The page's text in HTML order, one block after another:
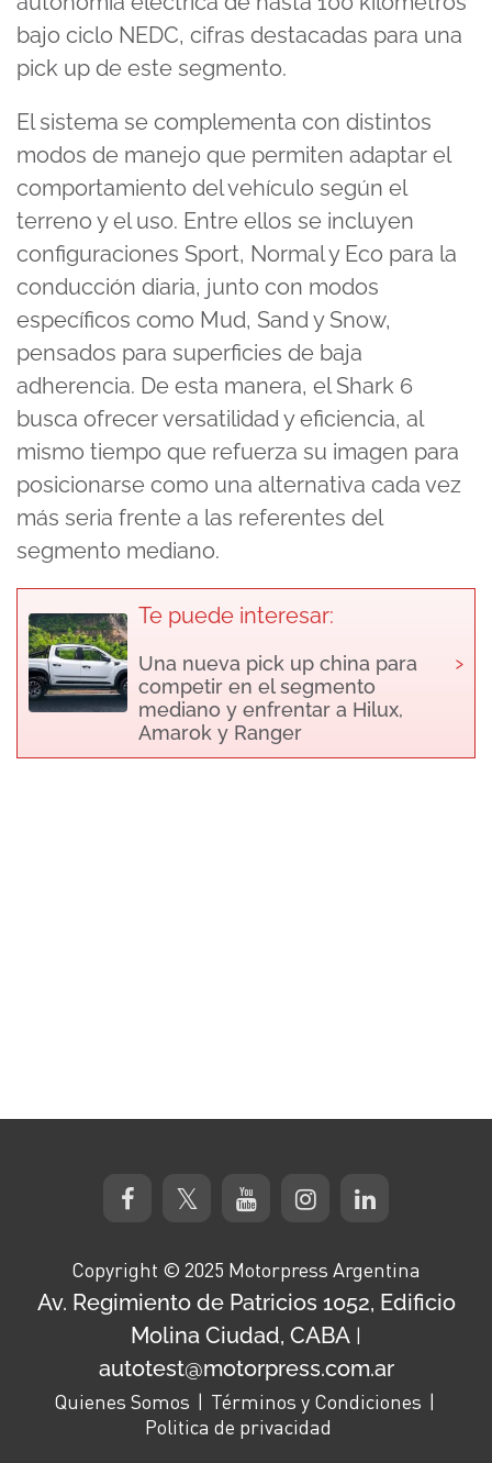
bajo ciclo NEDC, cifras destacadas para una
pick up de este segmento.
El sistema se complementa con distintos
modos de manejo que permiten adaptar el
comportamiento del vehículo según el
terreno y el uso. Entre ellos se incluyen
configuraciones Sport, Normal y Eco para la
conducción diaria, junto con modos
específicos como Mud, Sand y Snow,
pensados para superficies de baja
adherencia. De esta manera, el Shark 6
busca ofrecer versatilidad y eficiencia, al
mismo tiempo que refuerza su imagen para
posicionarse como una alternativa cada vez
más seria frente a las referentes del
segmento mediano.
Te puede interesar:
Una nueva pick up china para
competir en el segmento
mediano y enfrentar a Hilux,
Amarok y Ranger
›
Copyright © 2025 Motorpress Argentina
Av. Regimiento de Patricios 1052, Edificio
Molina Ciudad, CABA |
autotest@motorpress.com.ar
Quienes Somos
Términos y Condiciones
Politica de privacidad